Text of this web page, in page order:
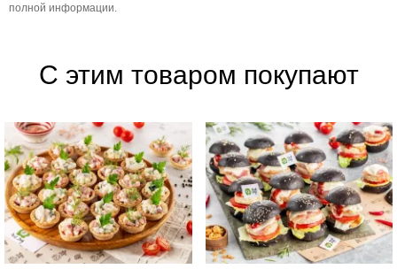
полной информации.
С этим товаром покупают